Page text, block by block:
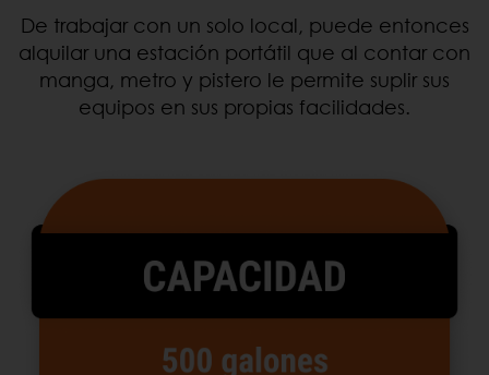
De trabajar con un solo local, puede entonces
alquilar una estación portátil que al contar con
manga, metro y pistero le permite suplir sus
equipos en sus propias facilidades.